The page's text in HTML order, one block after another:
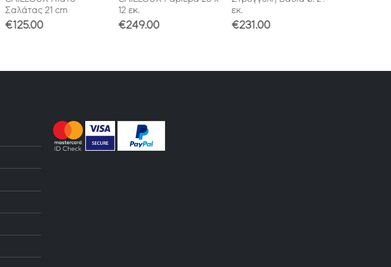
Σαλάτας 21 cm
125.00
12 εκ.
249.00
εκ.
231.00